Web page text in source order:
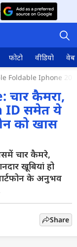
फोटो वीडियो वेब
Foldable Iphone
कैमरा,
ID समेत ये
को खास
चार कैमरे,
खूबियां हो
के अनुभव
Share